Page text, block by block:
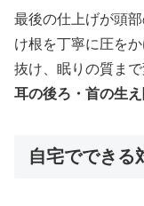
最後の仕上げが頭
け根を丁寧に圧を
抜け、眠りの質まで
耳の後ろ・首の生
自宅でできる